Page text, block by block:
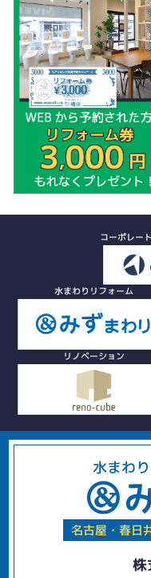
コーポレー
水まわりリフォーム
リノベーション
水まわ
名古屋・春日
株